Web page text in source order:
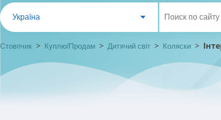
Україна
Стовпчик > Куплю/Продам > Дитячий світ > Коляски >